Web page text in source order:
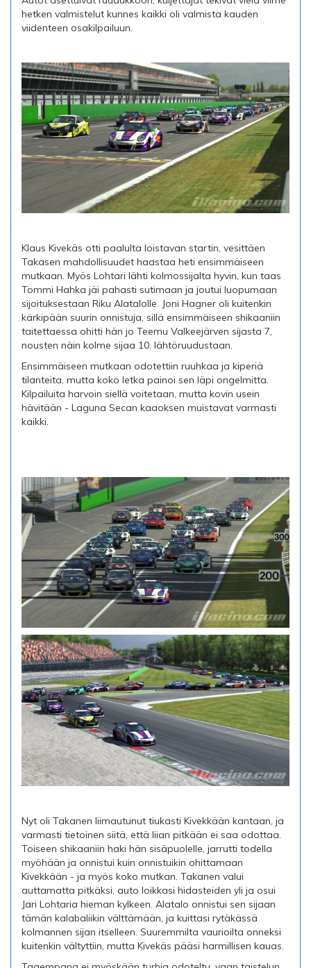
hetken valmistelut kunnes kaikki oli valmista kauden
viidenteen osakilpailuun.
Klaus Kivekäs otti paalulta loistavan startin, vesittäen
Takasen mahdollisuudet haastaa heti ensimmäiseen
mutkaan. Myös Lohtari lähti kolmossijalta hyvin, kun taas
Tommi Hahka jäi pahasti sutimaan ja joutui luopumaan
sijoituksestaan Riku Alatalolle. Joni Hagner oli kuitenkin
kärkipään suurin onnistuja, sillä ensimmäiseen shikaaniin
taitettaessa ohitti hän jo Teemu Valkeejärven sijasta 7,
nousten näin kolme sijaa 10. lähtöruudustaan.
Ensimmäiseen mutkaan odotettiin ruuhkaa ja kiperiä
tilanteita, mutta koko letka painoi sen läpi ongelmitta.
Kilpailuita harvoin siellä voitetaan, mutta kovin usein
hävitään - Laguna Secan kaaoksen muistavat varmasti
kaikki.
Nyt oli Takanen liimautunut tiukasti Kivekkään kantaan, ja
varmasti tietoinen siitä, että liian pitkään ei saa odottaa.
Toiseen shikaaniin haki hän sisäpuolelle, jarrutti todella
myöhään ja onnistui kuin onnistuikin ohittamaan
Kivekkään - ja myös koko mutkan. Takanen valui
auttamatta pitkäksi, auto loikkasi hidasteiden yli ja osui
Jari Lohtaria hieman kylkeen. Alatalo onnistui sen sijaan
tämän kalabaliikin välttämään, ja kuittasi rytäkässä
kolmannen sijan itselleen. Suuremmilta vaurioilta onneksi
kuitenkin vältyttiin, mutta Kivekäs pääsi harmillisen kauas.